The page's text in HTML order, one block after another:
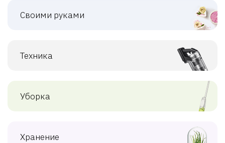
Своими руками
Техника
Уборка
Хранение